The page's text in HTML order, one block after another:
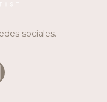
sociales.